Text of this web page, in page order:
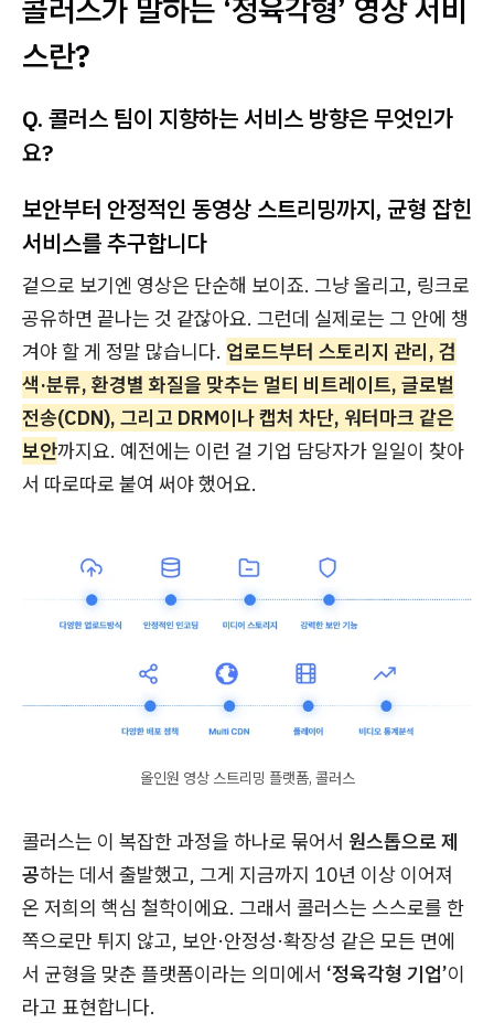
콜러스가 말하는 ‘정육각형’ 영상 서비
스란?
Q. 콜러스 팀이 지향하는 서비스 방향은 무엇인가
요?
보안부터 안정적인 동영상 스트리밍까지, 균형 잡힌
서비스를 추구합니다
겉으로 보기엔 영상은 단순해 보이죠. 그냥 올리고, 링크로
공유하면 끝나는 것 같잖아요. 그런데 실제로는 그 안에 챙
겨야 할 게 정말 많습니다. 업로드부터 스토리지 관리, 검
색·분류, 환경별 화질을 맞추는 멀티 비트레이트, 글로벌
전송(CDN), 그리고 DRM이나 캡처 차단, 워터마크 같은
보안까지요. 예전에는 이런 걸 기업 담당자가 일일이 찾아
서 따로따로 붙여 써야 했어요.
올인원 영상 스트리밍 플랫폼, 콜러스
콜러스는 이 복잡한 과정을 하나로 묶어서 원스톱으로 제
공하는 데서 출발했고, 그게 지금까지 10년 이상 이어져
온 저희의 핵심 철학이에요. 그래서 콜러스는 스스로를 한
쪽으로만 튀지 않고, 보안·안정성·확장성 같은 모든 면에
서 균형을 맞춘 플랫폼이라는 의미에서 ‘정육각형 기업’이
라고 표현합니다.